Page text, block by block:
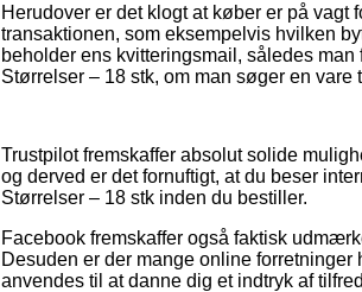
Herudover er det klogt at køber er på
transaktionen, som eksempelvis hvilken
beholder ens kvitteringsmail, således
Størrelser – 18 stk, om man søger en vare
Trustpilot fremskaffer absolut solide
og derved er det fornuftigt, at du beser
Størrelser – 18 stk inden du bestiller.
Facebook fremskaffer også faktisk
Desuden er der mange online
anvendes til at danne dig et indtryk af